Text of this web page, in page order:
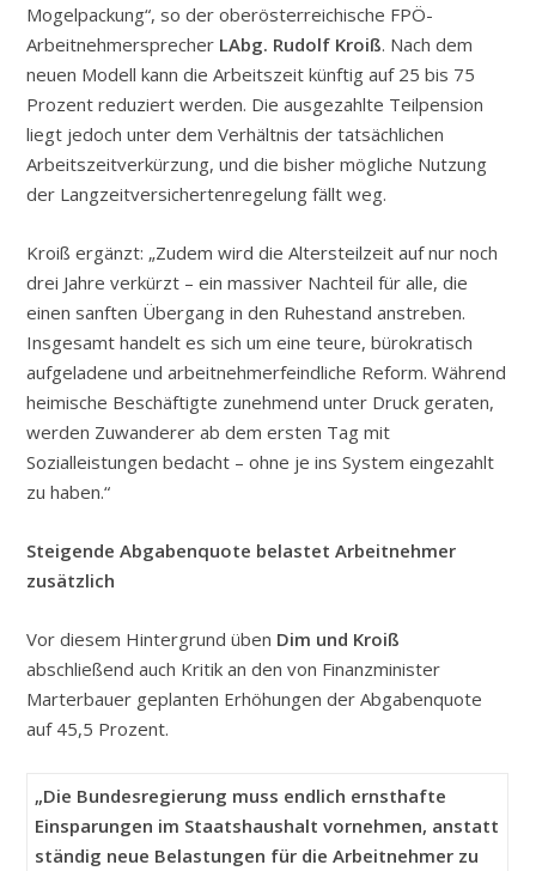
Mogelpackung“, so der oberösterreichische FPÖ-
Arbeitnehmersprecher LAbg. Rudolf Kroiß. Nach dem
neuen Modell kann die Arbeitszeit künftig auf 25 bis 75
Prozent reduziert werden. Die ausgezahlte Teilpension
liegt jedoch unter dem Verhältnis der tatsächlichen
Arbeitszeitverkürzung, und die bisher mögliche Nutzung
der Langzeitversichertenregelung fällt weg.
Kroiß ergänzt: „Zudem wird die Altersteilzeit auf nur noch
drei Jahre verkürzt – ein massiver Nachteil für alle, die
einen sanften Übergang in den Ruhestand anstreben.
Insgesamt handelt es sich um eine teure, bürokratisch
aufgeladene und arbeitnehmerfeindliche Reform. Während
heimische Beschäftigte zunehmend unter Druck geraten,
werden Zuwanderer ab dem ersten Tag mit
Sozialleistungen bedacht – ohne je ins System eingezahlt
zu haben.“
Steigende Abgabenquote belastet Arbeitnehmer
zusätzlich
Vor diesem Hintergrund üben Dim und Kroiß
abschließend auch Kritik an den von Finanzminister
Marterbauer geplanten Erhöhungen der Abgabenquote
auf 45,5 Prozent.
„Die Bundesregierung muss endlich ernsthafte
Einsparungen im Staatshaushalt vornehmen, anstatt
ständig neue Belastungen für die Arbeitnehmer zu